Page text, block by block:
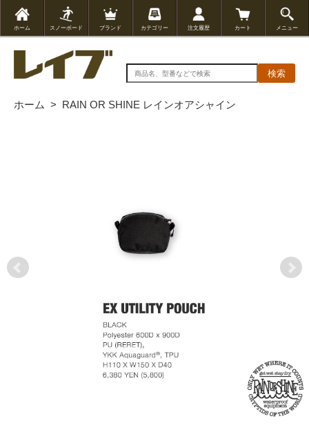
ホーム スノーボード ブランド カテゴリー 注文履歴 カート メニュー
検索
ホーム > RAIN OR SHINE レインオアシャイン